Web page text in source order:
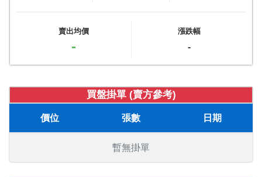
賣出均價
-
漲跌幅
-
買盤掛單 (賣方參考)
價位 張數 日期
暫無掛單